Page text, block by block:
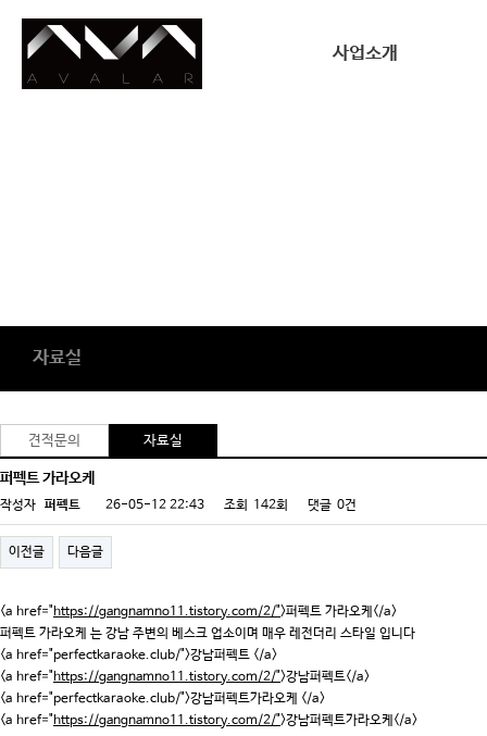
사업소개
자료실
견적문의 자료실
퍼펙트 가라오케
작성자 퍼펙트 26-05-12 22:43 조회 142회 댓글 0건
이전글 다음글
<a href="https://gangnamno11.tistory.com/2/">퍼펙트 가라오케</a>
퍼펙트 가라오케 는 강남 주변의 베스크 업소이며 매우 레전더리 스타일 입니다
<a href="perfectkaraoke.club/">강남퍼펙트 </a>
<a href="https://gangnamno11.tistory.com/2/">강남퍼펙트</a>
<a href="perfectkaraoke.club/">강남퍼펙트가라오케 </a>
<a href="https://gangnamno11.tistory.com/2/">강남퍼펙트가라오케</a>